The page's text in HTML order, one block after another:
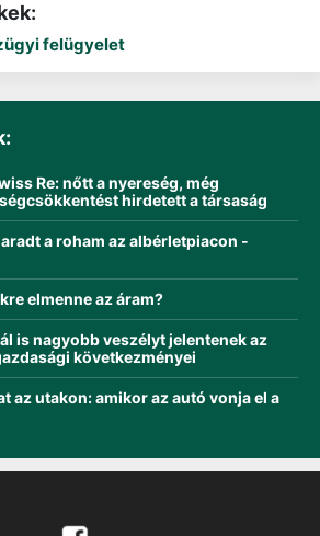
felügyelet
Re: nőtt a nyereség, még
hirdetett a társaság
a roham az albérletpiacon -
elmenne az áram?
is nagyobb veszélyt jelentenek az
következményei
az utakon: amikor az autó vonja el a